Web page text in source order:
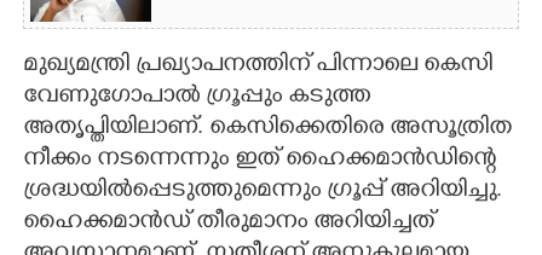
മുഖ്യമന്ത്രി പ്രഖ്യാപനത്തിന് പിന്നാലെ കെസി
വേണുഗോപാൽ ഗ്രൂപ്പും കടുത്ത
അതൃപ്തിയിലാണ്. കെസിക്കെതിരെ അസൂത്രിത
നീക്കം നടന്നെന്നും ഇത് ഹൈക്കമാൻഡിന്റെ
ശ്രദ്ധയിൽപ്പെടുത്തുമെന്നും ഗ്രൂപ്പ് അറിയിച്ചു.
ഹൈക്കമാൻഡ് തീരുമാനം അറിയിച്ചത്